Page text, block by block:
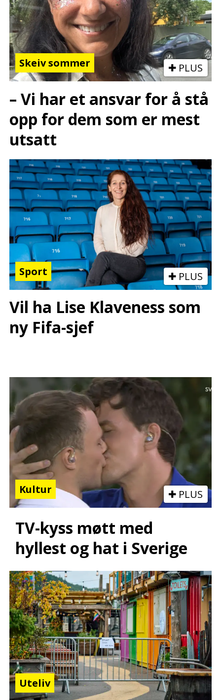
Skeiv sommer PLUS
– Vi har et ansvar for å stå
opp for dem som er mest
utsatt
Sport PLUS
Vil ha Lise Klaveness som
ny Fifa-sjef
Kultur PLUS
TV-kyss møtt med
hyllest og hat i Sverige
Uteliv